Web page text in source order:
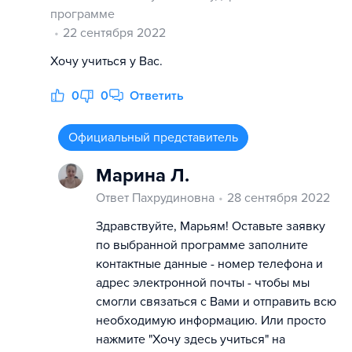
программе
22 сентября 2022
Хочу учиться у Вас.
0 0 Ответить
Официальный представитель
Марина Л.
Ответ Пахрудиновна
28 сентября 2022
Здравствуйте, Марьям! Оставьте заявку
по выбранной программе заполните
контактные данные - номер телефона и
адрес электронной почты - чтобы мы
смогли связаться с Вами и отправить всю
необходимую информацию. Или просто
нажмите "Хочу здесь учиться" на